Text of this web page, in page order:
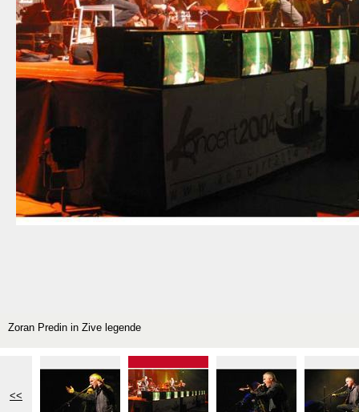
Zoran Predin in Zive legende
<<